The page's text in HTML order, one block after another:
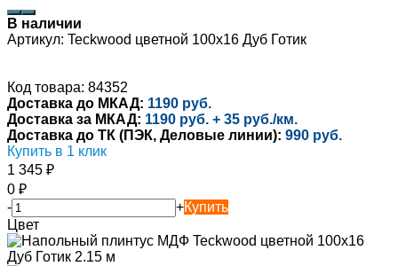
В наличии
Артикул: Teckwood цветной 100х16 Дуб Готик
Код товара: 84352
Доставка до МКАД: 1190 руб.
Доставка за МКАД: 1190 руб. + 35 руб./км.
Доставка до ТК (ПЭК, Деловые линии): 990 руб.
Купить в 1 клик
1 345 ₽
0 ₽
-
+Купить
Цвет